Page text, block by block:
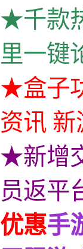
★千款
里一键
★盒子
资讯
★新增
员返平
优惠手